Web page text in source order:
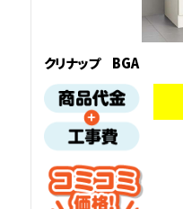
クリナップ BGA